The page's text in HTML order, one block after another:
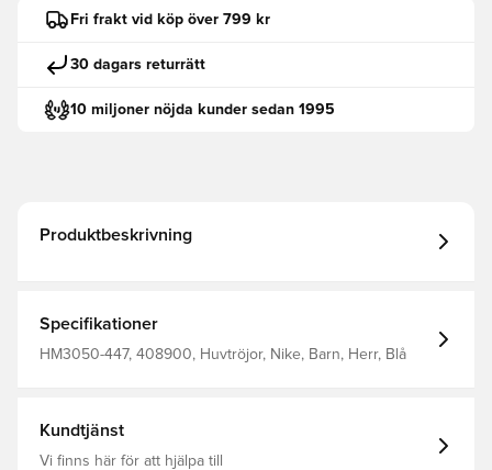
Fri frakt vid köp över 799 kr
30 dagars returrätt
10 miljoner nöjda kunder sedan 1995
Produktbeskrivning
Specifikationer
HM3050-447, 408900, Huvtröjor, Nike, Barn, Herr, Blå
Kundtjänst
Vi finns här för att hjälpa till